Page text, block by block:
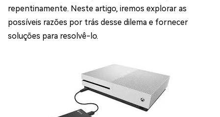
repentinamente. Neste artigo, iremos explorar as
possíveis razões por trás desse dilema e fornecer
soluções para resolvê-lo.